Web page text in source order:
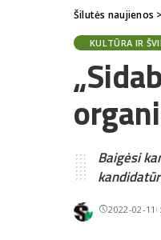
Šilutės naujienos >
KULTŪRA IR
Baigėsi
2022-02-11